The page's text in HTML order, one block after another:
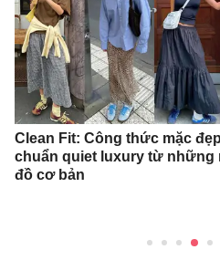
Clean Fit: Công thức mặc đẹp
chuẩn quiet luxury từ những
đồ cơ bản